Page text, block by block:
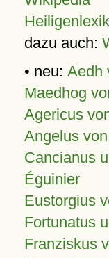
dazu auch:
• neu: Aedh
Maedhog
Agericus
Angelus
Cancianus
Éguinier
Eustorgius
Fortunatus
Franziskus